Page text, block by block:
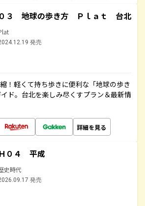
０３ 地球の歩き方 Ｐｌａｔ 台北
発売
！軽くて持ち歩きに便利な「地球の歩き
ド。台北を楽しみ尽くすプラン＆最新情
詳細を見る
０４ 平成
史時代
発売